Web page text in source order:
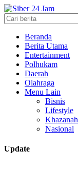
Beranda
Berita Utama
Entertainment
Polhukam
Daerah
Olahraga
Menu Lain
Bisnis
Lifestyle
Khazanah
Nasional
Update